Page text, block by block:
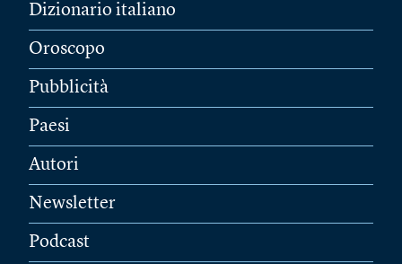
Dizionario italiano
Oroscopo
Pubblicità
Paesi
Autori
Newsletter
Podcast